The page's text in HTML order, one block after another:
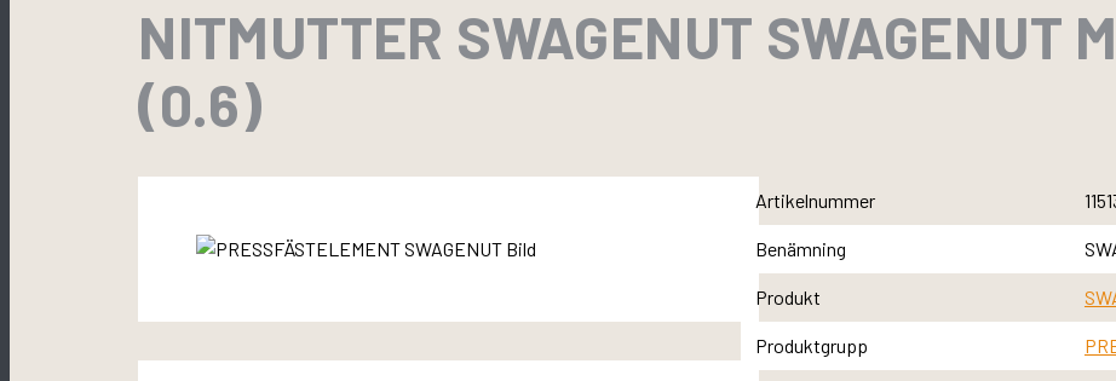
NITMUTTER SWAGENUT SWAGENUT
(0.6)
Artikelnummer
Benämning
Produkt
Produktgrupp